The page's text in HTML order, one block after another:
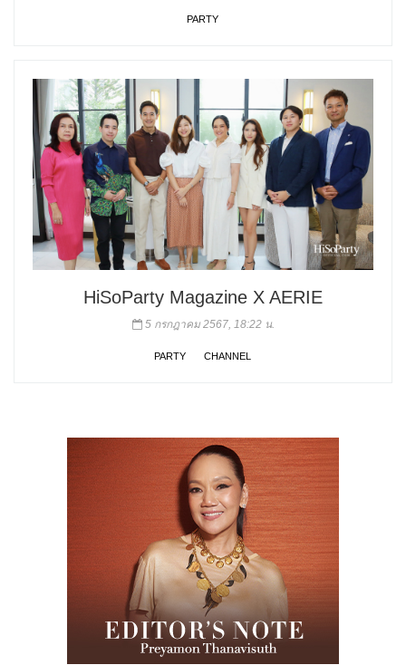
PARTY
HiSoParty Magazine X AERIE
5 กรกฎาคม 2567, 18:22 น.
PARTY CHANNEL